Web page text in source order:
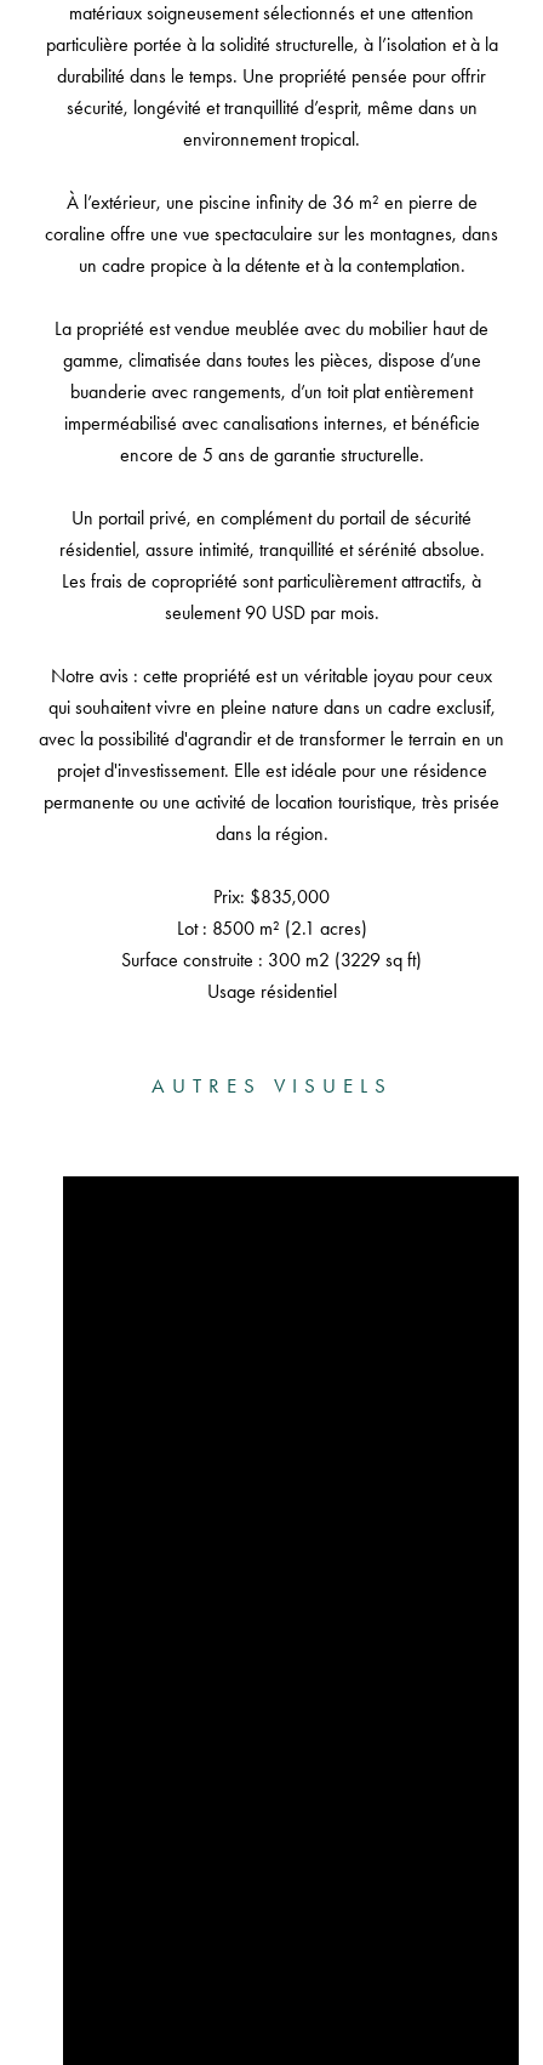
matériaux soigneusement sélectionnés et une attention
particulière portée à la solidité structurelle, à l’isolation et à la
durabilité dans le temps. Une propriété pensée pour offrir
sécurité, longévité et tranquillité d’esprit, même dans un
environnement tropical.
À l’extérieur, une piscine infinity de 36 m² en pierre de
coraline offre une vue spectaculaire sur les montagnes, dans
un cadre propice à la détente et à la contemplation.
La propriété est vendue meublée avec du mobilier haut de
gamme, climatisée dans toutes les pièces, dispose d’une
buanderie avec rangements, d’un toit plat entièrement
imperméabilisé avec canalisations internes, et bénéficie
encore de 5 ans de garantie structurelle.
Un portail privé, en complément du portail de sécurité
résidentiel, assure intimité, tranquillité et sérénité absolue.
Les frais de copropriété sont particulièrement attractifs, à
seulement 90 USD par mois.
Notre avis : cette propriété est un véritable joyau pour ceux
qui souhaitent vivre en pleine nature dans un cadre exclusif,
avec la possibilité d'agrandir et de transformer le terrain en un
projet d'investissement. Elle est idéale pour une résidence
permanente ou une activité de location touristique, très prisée
dans la région.
Prix: $835,000
Lot : 8500 m² (2.1 acres)
Surface construite : 300 m2 (3229 sq ft)
Usage résidentiel
AUTRES VISUELS